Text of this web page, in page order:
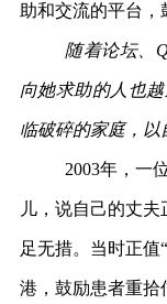
助和交流的平台，
随着论坛、
向她求助的人也
临破碎的家庭，以
2003年，一
儿，说自己的丈
足无措。当时正值
港，鼓励患者重拾